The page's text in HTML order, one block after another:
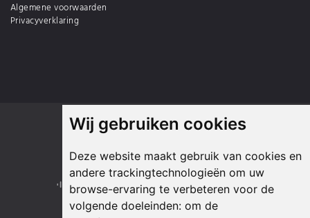
Wij gebruiken cookies
Deze website maakt gebruik van cookies en
andere trackingtechnologieën om uw
browse-ervaring te verbeteren voor de
volgende doeleinden: om de
Algemene voorwaarden
Privacyverklaring
Onze partners